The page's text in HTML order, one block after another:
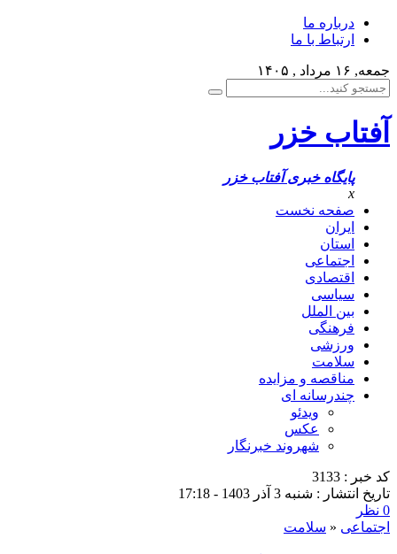
درباره ما
ارتباط با ما
جمعه, ۱۶ مرداد , ۱۴۰۵
آفتاب خزر
پایگاه خبری آفتاب خزر
x
صفحه نخست
ایران
استان
اجتماعی
اقتصادی
سیاسی
بین الملل
فرهنگی
ورزشی
سلامت
مناقصه و مزایده
چندرسانه ای
ویدئو
عکس
شهروند خبرنگار
کد خبر : 3133
تاریخ انتشار : شنبه 3 آذر 1403 - 17:18
0 نظر
اجتماعی « سلامت